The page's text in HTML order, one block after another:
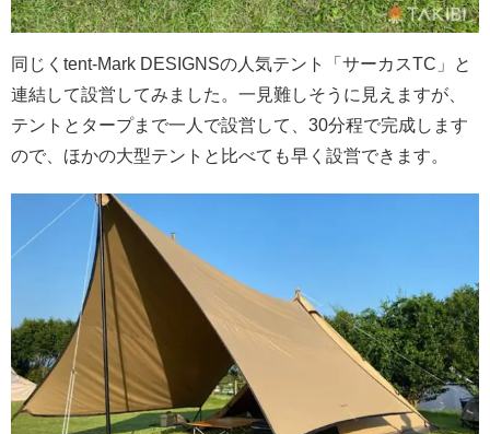
同じくtent-Mark DESIGNSの人気テント「サーカスTC」と
連結して設営してみました。一見難しそうに見えますが、
テントとタープまで一人で設営して、30分程で完成します
ので、ほかの大型テントと比べても早く設営できます。